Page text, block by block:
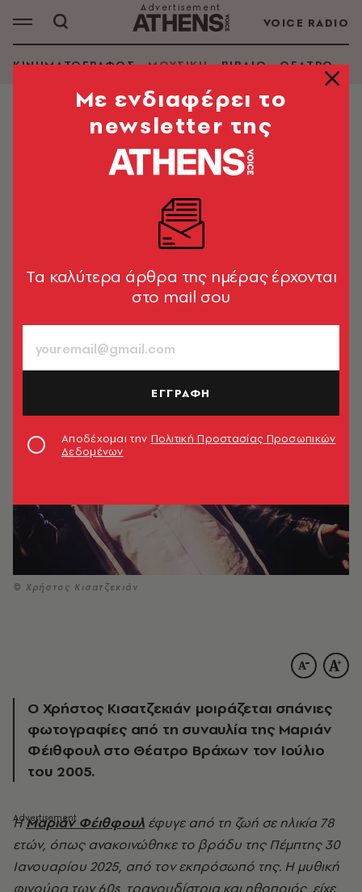
VOICE RADIO
ΚΙΝΗΜΑΤΟΓΡΑΦΟΣ ΜΟΥΣΙΚΗ ΒΙΒΛΙΟ ΘΕΑΤΡΟ -
H Μαριάν Φέιθφουλ και η
καλοκαιρινή νύχτα στο Θέατρο
Φωτογραφικές αναμνήσεις από τη δεύτερη
2005
© Χρήστος Κισατζεκιάν
Ο Χρήστος Κισατζεκιάν μοιράζεται σπάνιες
φωτογραφίες από τη συναυλία της Μαριάν
Φέιθφουλ στο Θέατρο Βράχων τον Ιούλιο
του 2005.
ΗΜαριάν Φέιθφουλ έφυγε από τη ζωή σε ηλικία 78
ετών, όπως ανακοινώθηκε το βράδυ της Πέμπτης 30
Ιανουαρίου 2025, από τον εκπρόσωπό της. Η μυθική
φιγούρα των 60s, τραγουδίστρια και ηθοποιός, είχε
Mε ενδιαφέρει το
newsletter της
Tα καλύτερα άρθρα της ημέρας έρχονται
στο mail σου
ΕΓΓΡΑΦΗ
Αποδέχομαι την Πολιτική Προστασίας Προσωπικών
Δεδομένων